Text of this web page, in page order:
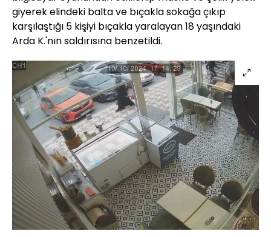
giyerek elindeki balta ve bıçakla sokağa çıkıp
karşılaştığı 5 kişiyi bıçakla yaralayan 18 yaşındaki
Arda K.'nın saldırısına benzetildi.